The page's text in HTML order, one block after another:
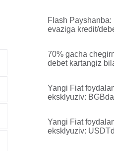
Flash Payshanba:
evaziga kredit/
70% gacha
debet kartangiz
Yangi Fiat
eksklyuziv:
bo'ling!
Yangi Fiat
eksklyuziv: